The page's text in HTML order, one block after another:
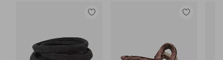
Lägg
favoriter
Lägg